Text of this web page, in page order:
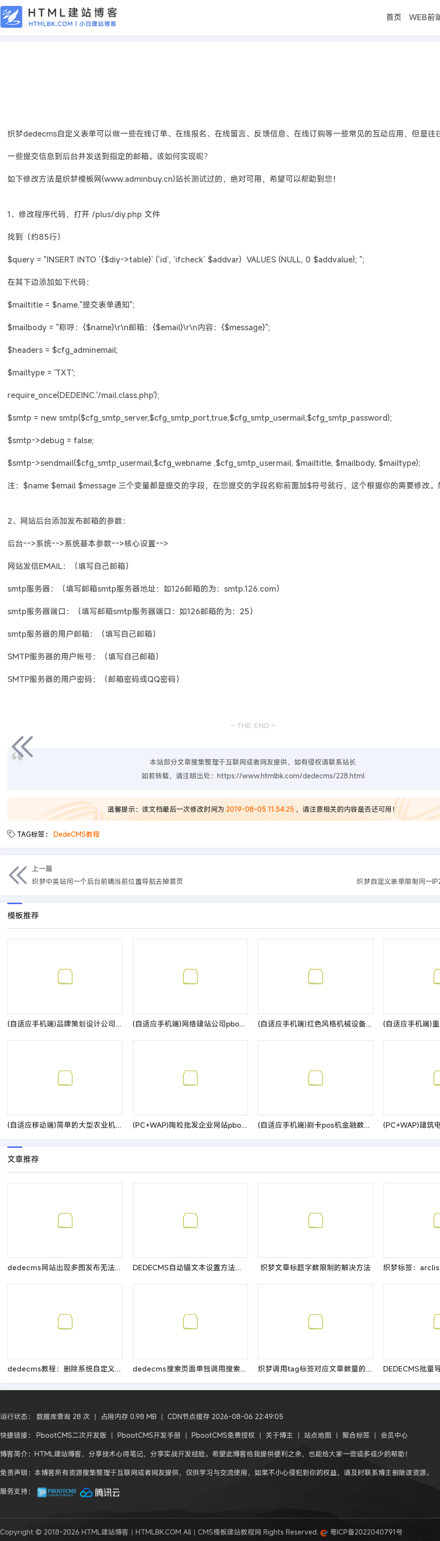
首页 WEB前
织梦dedecms自定义表单可以做一些在线订单、在线报名、在线留言、反馈信息、在线订购等一些常见的互动应用，但是往
一些提交信息到后台并发送到指定的邮箱。该如何实现呢？
如下修改方法是织梦模板网(www.adminbuy.cn)站长测试过的，绝对可用，希望可以帮助到您！
1、修改程序代码，打开 /plus/diy.php 文件
找到（约85行）
$query = "INSERT INTO `{$diy->table}` (`id`, `ifcheck` $addvar) VALUES (NULL, 0 $addvalue); ";
在其下边添加如下代码：
$mailtitle = $name."提交表单通知";
$mailbody = "称呼：{$name}\r\n邮箱：{$email}\r\n内容：{$message}";
$headers = $cfg_adminemail;
$mailtype = 'TXT';
require_once(DEDEINC.'/mail.class.php');
$smtp = new smtp($cfg_smtp_server,$cfg_smtp_port,true,$cfg_smtp_usermail,$cfg_smtp_password);
$smtp->debug = false;
$smtp->sendmail($cfg_smtp_usermail,$cfg_webname ,$cfg_smtp_usermail, $mailtitle, $mailbody, $mailtype);
注：$name $email $message 三个变量都是提交的字段，在您提交的字段名称前面加$符号就行，这个根据你的需要修改。
2、网站后台添加发布邮箱的参数：
后台-->系统-->系统基本参数-->核心设置-->
网站发信EMAIL：（填写自己邮箱）
smtp服务器：（填写邮箱smtp服务器地址：如126邮箱的为：smtp.126.com）
smtp服务器端口：（填写邮箱smtp服务器端口：如126邮箱的为：25）
smtp服务器的用户邮箱：（填写自己邮箱）
SMTP服务器的用户帐号：（填写自己邮箱）
SMTP服务器的用户密码：（邮箱密码或QQ密码）
本站部分文章搜集整理于互联网或者网友提供，如有侵权请联系站长
如若转载，请注明出处： https://www.htmlbk.com/dedecms/228.html
温馨提示：该文档最后一次修改时间为 2019-08-05 11:34:25 ，请注意相关的内容是否还可用！
TAG标签： DedeCMS教程
上一篇
织梦中英站同一个后台前端当前位置导航去掉首页
织梦自定义表单限制同一
模板推荐
(自适应手机端)品牌策划设计公司pbootcms网站模板 网络设计公司网站源码 (自适应手机端)网络建站公司pbootcms模板 IT互联网设计公司网站源码 (自适应手机端)红色风格机械设备网站pbootcms模板 宽屏大气的机械设备网站源码
(自适应移动端)简单的大型农业机械设备类网站pbootcms模板 水稻玉米收割机网站源码 (PC+WAP)陶粒批发企业网站pbootcms模板 工程建筑建材网站源码 (自适应手机端)刷卡pos机金融数据支付电子科技公司网站pbootcms模板 移动支付设备pos机网站源码
文章推荐
dedecms网站出现多图发布无法使用页面空白的原因 DEDECMS自动锚文本设置方法、教程、详解 织梦文章标题字数限制的解决方法
dedecms教程：删除系统自定义变量的方法 dedecms搜索页面单独调用搜索结果条数的实现方法 织梦调用tag标签对应文章数量的方法
运行状态： 数据库查询 28 次 丨 占用内存 0.98 MB 丨 CDN节点缓存 2026-08-06 22:49:05
快捷链接： PbootCMS二次开发版 丨 PbootCMS开发手册 丨 PbootCMS免费授权 丨 关于博主 丨 站点地图 丨 聚合标签 丨 会员中心
博客简介：HTML建站博客，分享技术心得笔记，分享实战开发经验。希望此博客给我提供便利之余，也能给大家一些或多或少的帮助！
免责声明：本博客所有资源搜集整理于互联网或者网友提供，仅供学习与交流使用，如果不小心侵犯到你的权益，请及时联系博主删除该资源。
服务支持：
Copyright © 2018-2026 HTML建站博客丨HTMLBK.COM All丨CMS模板建站教程网 Rights Reserved. 粤ICP备2022040791号